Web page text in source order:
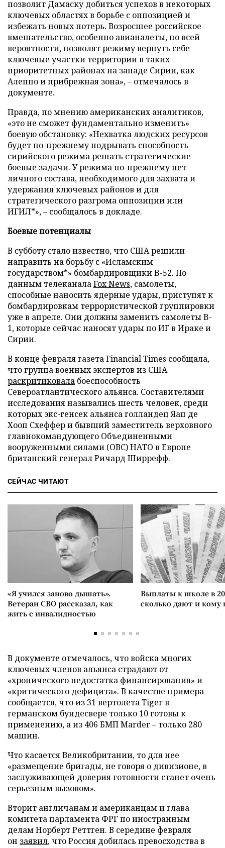
позволит Дамаску добиться успехов в некоторых
ключевых областях в борьбе с оппозицией и
избежать новых потерь. Возросшее российское
вмешательство, особенно авианалеты, по всей
вероятности, позволят режиму вернуть себе
ключевые участки территории в таких
приоритетных районах на западе Сирии, как
Алеппо и прибрежная зона», – отмечалось в
документе.
Правда, по мнению американских аналитиков,
«это не сможет фундаментально изменить»
боевую обстановку: «Нехватка людских ресурсов
будет по-прежнему подрывать способность
сирийского режима решать стратегические
боевые задачи. У режима по-прежнему нет
личного состава, необходимого для захвата и
удержания ключевых районов и для
стратегического разгрома оппозиции или
ИГИЛ*», – сообщалось в докладе.
Боевые потенциалы
В субботу стало известно, что США решили
направить на борьбу с «Исламским
государством*» бомбардировщики B-52. По
данным телеканалаFox News, самолеты,
способные наносить ядерные удары, приступят к
бомбардировкам террористической группировки
уже в апреле. Они должны заменить самолеты B-
1, которые сейчас наносят удары по ИГ в Ираке и
Сирии.
В конце февраля газета Financial Times сообщала,
что группа военных экспертов из США
раскритиковала боеспособность
Североатлантического альянса. Составителями
исследования назывались шесть человек, среди
которых экс-генсек альянса голландец Яап де
Хооп Схеффер и бывший заместитель верховного
главнокомандующего Объединенными
вооруженными силами (ОВС) НАТО в Европе
британский генерал Ричард Ширрефф.
СЕЙЧАС ЧИТАЮТ
«Я учился заново дышать».
Ветеран СВО рассказал, как
жить с инвалидностью
Выплаты к школе в
сколько дают и
В документе отмечалось, что войска многих
ключевых членов альянса страдают от
«хронического недостатка финансирования» и
«критического дефицита». В качестве примера
сообщается, что из 31 вертолета Tiger в
германском бундесвере только 10 готовы к
применению, а из 406 БМП Marder – только 280
машин.
Что касается Великобритании, то для нее
«размещение бригады, не говоря о дивизионе, в
заслуживающей доверия готовности станет очень
серьезным вызовом».
Вторит англичанам и американцам и глава
комитета парламента ФРГ по иностранным
делам Норберт Реттген. В середине февраля
он заявил, что Россия добилась превосходства в